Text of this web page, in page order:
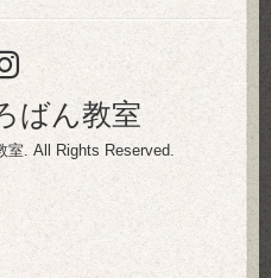
ばん教室
室 . All Rights Reserved.